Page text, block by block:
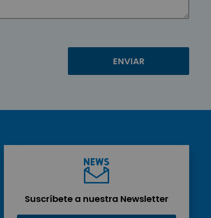
Suscríbete a nuestra Newsletter